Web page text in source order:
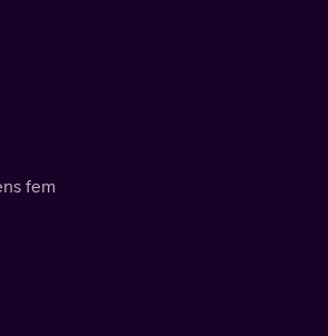
fem